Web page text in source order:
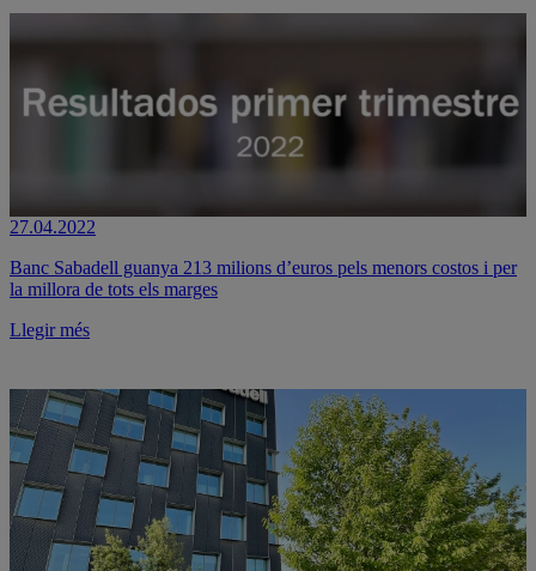
27.04.2022
Banc Sabadell guanya 213 milions d’euros pels menors costos i per
la millora de tots els marges
Llegir més